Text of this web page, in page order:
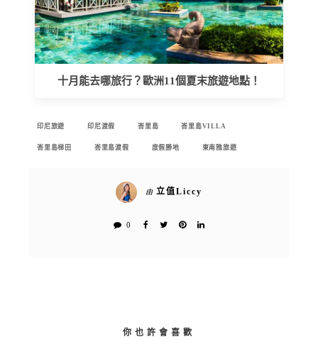
十月能去哪旅行？歐洲11個夏末旅遊地點！
印尼旅遊 印尼渡假 峇里島 峇里島VILLA
峇里島梯田 峇里島渡假 度假勝地 東南雅旅遊
由 立值Liccy
0
你也許會喜歡